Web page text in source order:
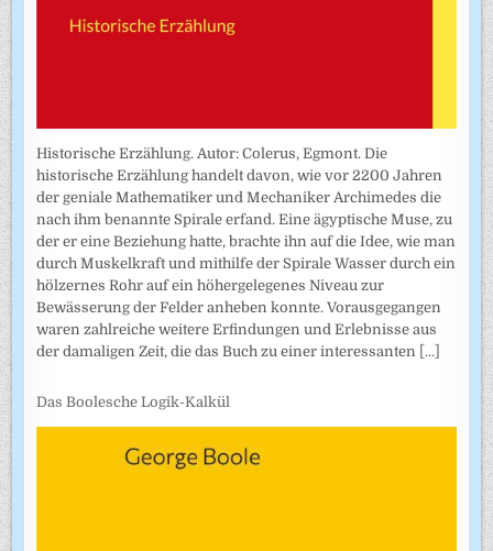
Historische Erzählung. Autor: Colerus, Egmont. Die
historische Erzählung handelt davon, wie vor 2200 Jahren
der geniale Mathematiker und Mechaniker Archimedes die
nach ihm benannte Spirale erfand. Eine ägyptische Muse, zu
der er eine Beziehung hatte, brachte ihn auf die Idee, wie man
durch Muskelkraft und mithilfe der Spirale Wasser durch ein
hölzernes Rohr auf ein höhergelegenes Niveau zur
Bewässerung der Felder anheben konnte. Vorausgegangen
waren zahlreiche weitere Erfindungen und Erlebnisse aus
der damaligen Zeit, die das Buch zu einer interessanten [...]
Das Boolesche Logik-Kalkül